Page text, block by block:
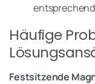
Häufige
Festsitzende